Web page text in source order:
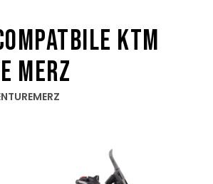
KTM
MERZ